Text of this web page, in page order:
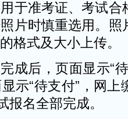
于准考证、考试合
片时慎重选用。照
格式及大小上传。
成后，页面显示“
示“待支付”，网
报名全部完成。